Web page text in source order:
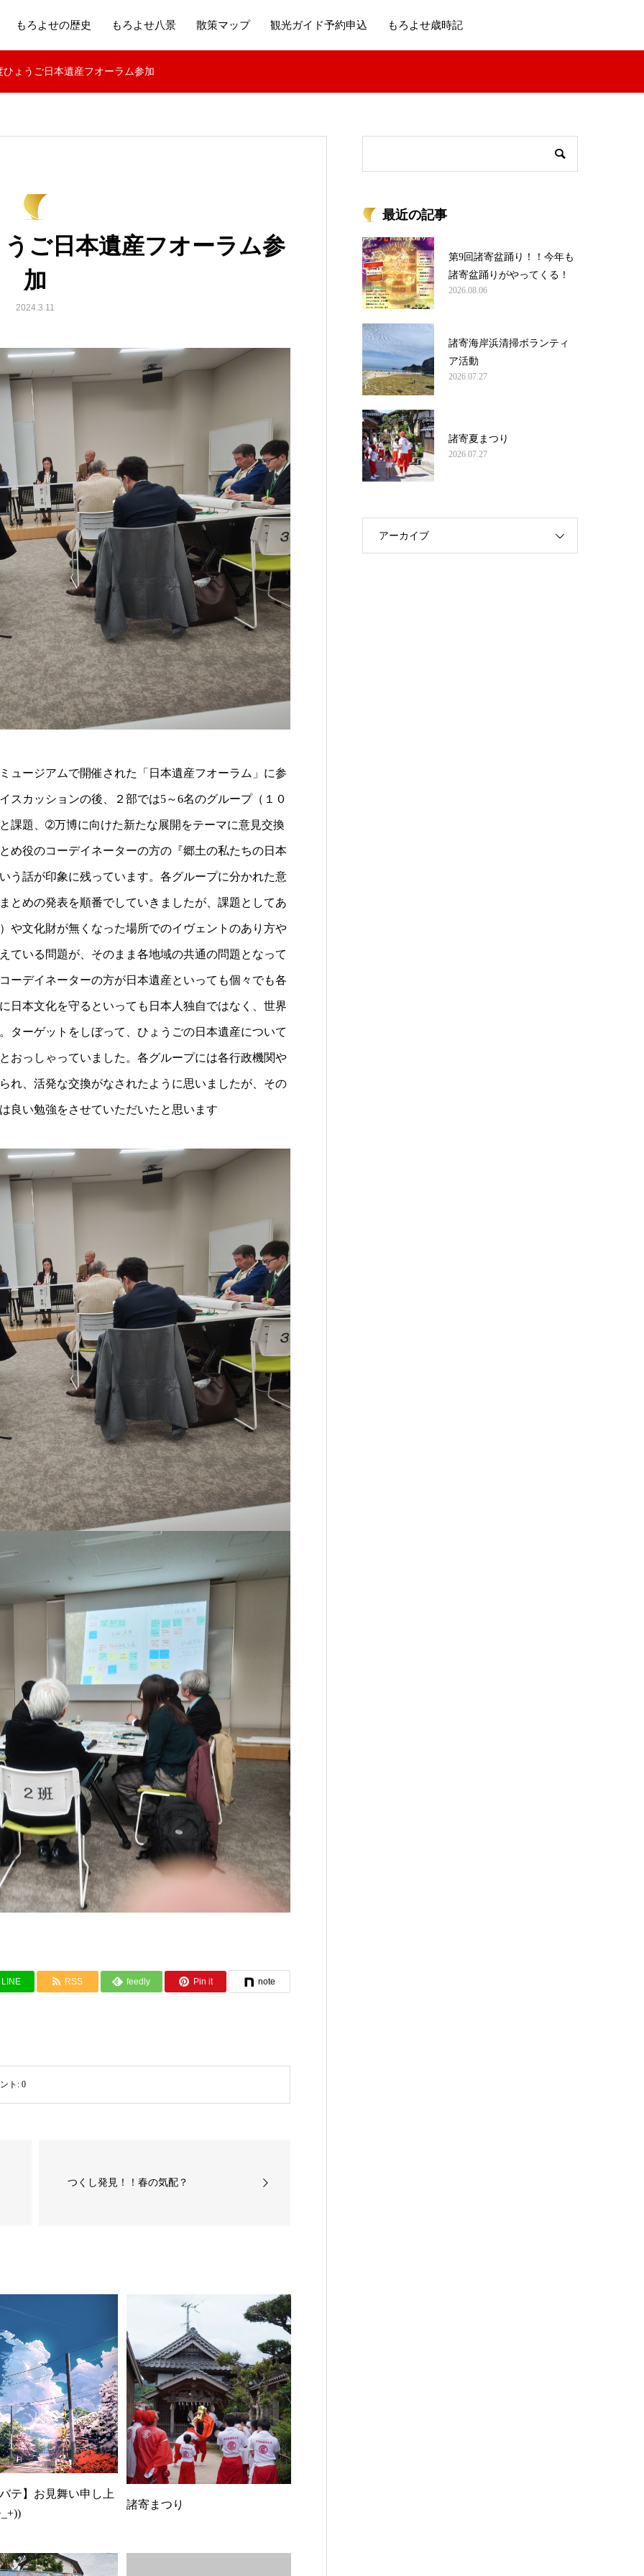
もろよせの歴史 もろよせ八景 散策マップ 観光ガイド予約申込 もろよせ歳時記
ひょうご日本遺産フオーラム参加
ご日本遺産フオーラム参
加
2024.3.11
ュージアムで開催された「日本遺産フオーラム」に参
スカッションの後、２部では5～6名のグループ（１０
課題、➁万博に向けた新たな展開をテーマに意見交換
め役のコーデイネーターの方の『郷土の私たちの日本
う話が印象に残っています。各グループに分かれた意
とめの発表を順番でしていきましたが、課題としてあ
や文化財が無くなった場所でのイヴェントのあり方や
ている問題が、そのまま各地域の共通の問題となって
ーデイネーターの方が日本遺産といっても個々でも各
日本文化を守るといっても日本人独自ではなく、世界
ターゲットをしぼって、ひょうごの日本遺産について
おっしゃっていました。各グループには各行政機関や
れ、活発な交換がなされたように思いましたが、その
良い勉強をさせていただいたと思います
LINE RSS feedly Pin it note
ト: 0
つくし発見！！春の気配？
テ】お見舞い申し上
諸寄まつり
最近の記事
第9回諸寄盆踊り！！今年も
諸寄盆踊りがやってくる！
2026.08.06
諸寄海岸浜清掃ボランティ
ア活動
2026.07.27
諸寄夏まつり
2026.07.27
アーカイブ